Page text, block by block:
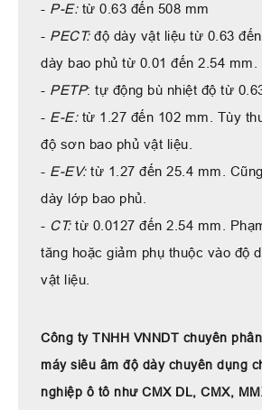
- P-E:từ 0.63 đến 508 mm
- PECT:độ dày vật liệu từ 0.63
dày bao phủ từ 0.01 đến 2.54 mm.
- PETP: tự động bù nhiệt độ từ
- E-E:từ 1.27 đến 102 mm. Tùy
độ sơn bao phủ vật liệu.
- E-EV:từ 1.27 đến 25.4 mm.
dày lớp bao phủ.
- CT: từ 0.0127 đến 2.54 mm.
tăng hoặc giảm phụ thuộc vào độ
vật liệu.
Công ty TNHH VNNDT chuyên
máy siêu âm độ dày chuyên dụng
nghiệp ô tô như CMX DL, CMX,